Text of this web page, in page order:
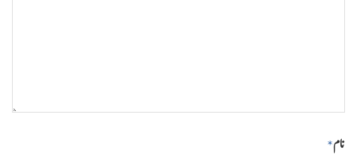
نام*